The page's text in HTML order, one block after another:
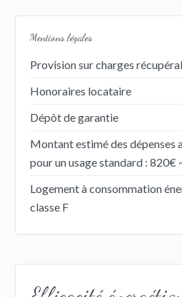
Mentions légales
Provision sur charges
Honoraires locataire
Dépôt de garantie
Montant estimé des dépenses
pour un usage standard : 820€
Logement à consommation
classe F